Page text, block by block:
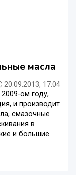
масла
20.09.2013, 17:04
ом году,
и производит
смазочные
в
и большие